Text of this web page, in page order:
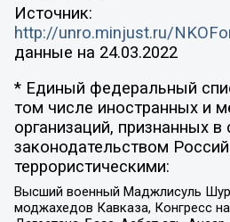
Источник:
http://unro.minjust.ru/
данные на 24.03.2022
* Единый федеральный
том числе иностранных и
организаций, признанных в
законодательством
террористическими:
Высший военный Маджлисуль
моджахедов Кавказа, Конгресс